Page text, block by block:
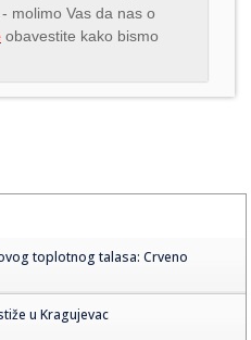
molimo Vas da nas o
obavestite kako bismo
toplotnog talasa: Crveno
u Kragujevac